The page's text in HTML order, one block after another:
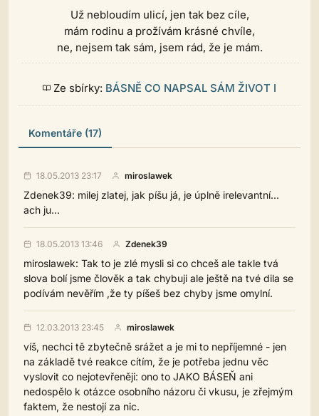
Už nebloudím ulicí, jen tak bez cíle,
mám rodinu a prožívám krásné chvíle,
ne, nejsem tak sám, jsem rád, že je mám.
Ze sbírky: BÁSNĚ CO NAPSAL SÁM ŽIVOT I
Komentáře (17)
18.05.2013 23:17 miroslawek
Zdenek39: milej zlatej, jak píšu já, je úplně irelevantní...
ach ju...
18.05.2013 13:46 Zdenek39
miroslawek: Tak to je zlé mysli si co chceš ale takle tvá
slova bolí jsme člověk a tak chybuji ale ještě na tvé dila se
podívám nevěřím ,že ty píšeš bez chyby jsme omylní.
12.03.2013 23:45 miroslawek
víš, nechci tě zbytečně srážet a je mi to nepříjemné - jen
na základě tvé reakce cítím, že je potřeba jednu věc
vyslovit co nejotevřeněji: ono to JAKO BÁSEŇ ani
nedospělo k otázce osobního názoru či vkusu, je zřejmým
faktem, že nestojí za nic.